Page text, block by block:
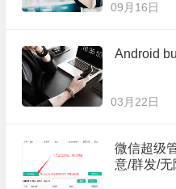
09月16日
Android
03月22日
微信超级
意/群发/